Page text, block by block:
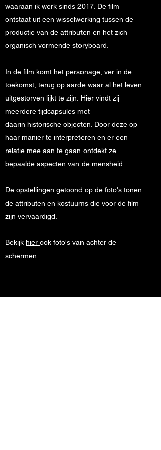
waaraan ik werk sinds 2017. De film
ontstaat uit een wisselwerking tussen de
productie van de attributen en het zich
organisch vormende storyboard.
In de film komt het personage, ver in de
toekomst, terug op aarde waar al het leven
uitgestorven lijkt te zijn. Hier vindt zij
meerdere tijdcapsules met
daarin historische objecten. Door deze op
haar manier te interpreteren en er een
relatie mee aan te gaan ontdekt ze
bepaalde aspecten van de mensheid.
De opstellingen getoond op de foto's tonen
de attributen en kostuums die voor de film
zijn vervaardigd.
Bekijk hier ook foto's van achter de
schermen.